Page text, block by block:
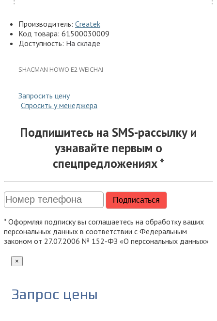
Производитель: Createk
Код товара: 61500030009
Доступность: На складе
SHACMAN HOWO E2 WEICHAI
Запросить цену
Спросить у менеджера
Подпишитесь на SMS-рассылку и
узнавайте первым о
спецпредложениях *
* Оформляя подписку вы соглашаетесь на обработку ваших
персональных данных в соответствии с Федеральным
законом от 27.07.2006 № 152-ФЗ «О персональных данных»
×
Запрос цены